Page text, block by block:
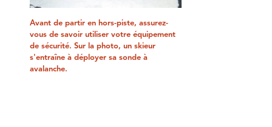
Avant de partir en hors-piste, assurez-
vous de savoir utiliser votre équipement
de sécurité. Sur la photo, un skieur
s'entraîne à déployer sa sonde à
avalanche.